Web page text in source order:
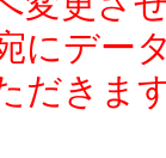
にデー
だきま